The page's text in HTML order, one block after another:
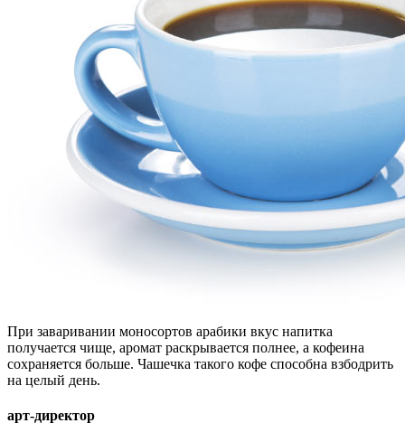
При заваривании моносортов арабики вкус напитка
получается чище, аромат раскрывается полнее, а кофеина
сохраняется больше. Чашечка такого кофе способна взбодрить
на целый день.
арт-директор